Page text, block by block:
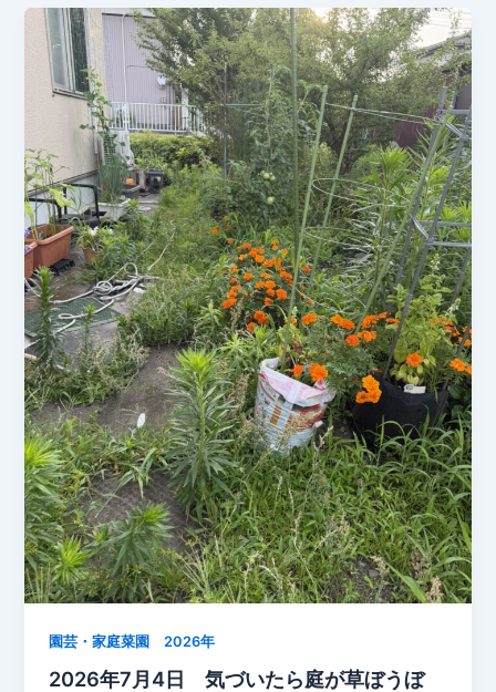
調
で
す
月
4
日
「除
穫・
追
肥
で
夏
野
菜
を
リ
フ
レ
ッ
シ
ュ！
家
庭
菜
を
一
園芸・家庭菜園 2026年
2026年7月4日 気づいたら庭が草ぼうぼ